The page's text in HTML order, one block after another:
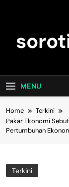
MENU
Home
Terkini
Pakar Ekonomi
Pertumbuhan
Terkini